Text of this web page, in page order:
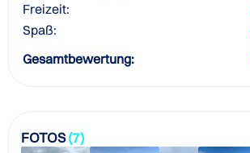
Freizeit:
Spaß:
Gesamtbewertung:
FOTOS(7)